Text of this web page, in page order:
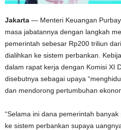
Jakarta — Menteri Keuangan
masa jabatannya dengan langkah
pemerintah sebesar Rp200 triliun
dialihkan ke sistem perbankan.
dalam rapat kerja dengan Komisi XI
disebutnya sebagai upaya
dan mendorong pertumbuhan
“Selama ini dana pemerintah
ke sistem perbankan supaya